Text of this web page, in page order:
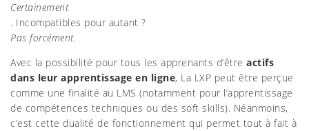
Certainement
. Incompatibles pour autant ?
Pas forcément.
Avec la possibilité pour tous les apprenants d’être actifs
dans leur apprentissage en ligne, La LXP peut être perçue
comme une finalité au LMS (notamment pour l’apprentissage
de compétences techniques ou des soft skills). Néanmoins,
c’est cette dualité de fonctionnement qui permet tout à fait à